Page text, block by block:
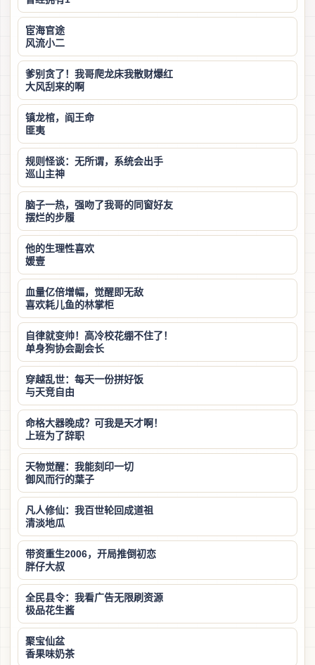
宦海官途
风流小二
爹别贪了！我哥爬龙床我散财爆红
大风刮来的啊
镇龙棺，阎王命
匪夷
规则怪谈：无所谓，系统会出手
巡山主神
脑子一热，强吻了我哥的同窗好友
摆烂的步履
他的生理性喜欢
媛壹
血量亿倍增幅，觉醒即无敌
喜欢耗儿鱼的林掌柜
自律就变帅！高冷校花绷不住了！
单身狗协会副会长
穿越乱世：每天一份拼好饭
与天竞自由
命格大器晚成？可我是天才啊！
上班为了辞职
天物觉醒：我能刻印一切
御风而行的葉子
凡人修仙：我百世轮回成道祖
清淡地瓜
带资重生2006，开局推倒初恋
胖仔大叔
全民县令：我看广告无限刷资源
极品花生酱
聚宝仙盆
香果味奶茶